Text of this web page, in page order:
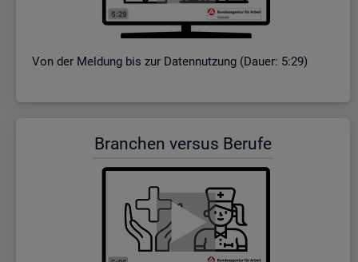
Von der Mel­dung bis zur Da­ten­nut­zung (Dauer: 5:29)
Bran­chen ver­sus Be­ru­fe